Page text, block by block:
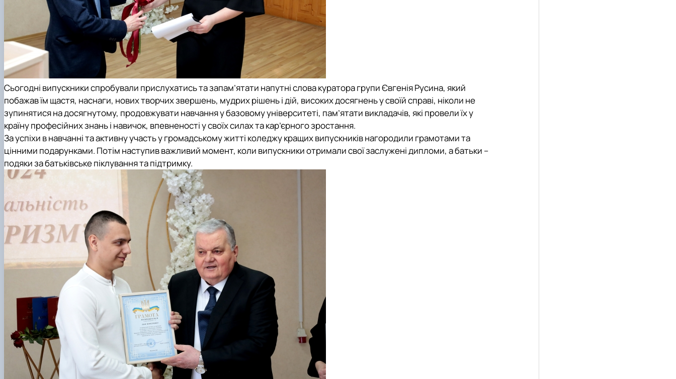
Сьогодні випускники спробували прислухатись та запам’ятати напутні слова куратора групи Євгенія Русина, який
побажав їм щастя, наснаги, нових творчих звершень, мудрих рішень і дій, високих досягнень у своїй справі, ніколи не
зупинятися на досягнутому, продовжувати навчання у базовому університеті, пам’ятати викладачів, які провели їх у
країну професійних знань і навичок, впевненості у своїх силах та кар’єрного зростання.
За успіхи в навчанні та активну участь у громадському житті коледжу кращих випускників нагородили грамотами та
цінними подарунками. Потім наступив важливий момент, коли випускники отримали свої заслужені дипломи, а батьки –
подяки за батьківське піклування та підтримку.